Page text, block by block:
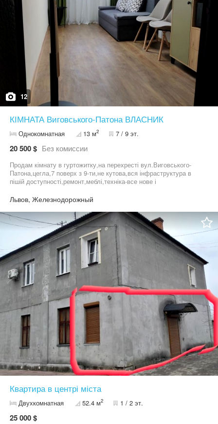
12
КІМНАТА Виговського-Патона ВЛАСНИК
Однокомнатная 13 м2 7 / 9 эт.
20 500 $ Без комиссии
Продам кімнату в гуртожитку,на перехресті вул.Виговського-
Патона,цегла,7 поверх з 9-ти,не кутова,вся інфраструктура в
пішій доступності,ремонт,меблі,техніка-все нове і
послуги,ОСББ,без боргів,без зареєстрованих осіб,документи
впорядку,без комісії,власник!
Львов, Железнодорожный
Квартира в центрі міста
Двухкомнатная 52.4 м2 1 / 2 эт.
25 000 $